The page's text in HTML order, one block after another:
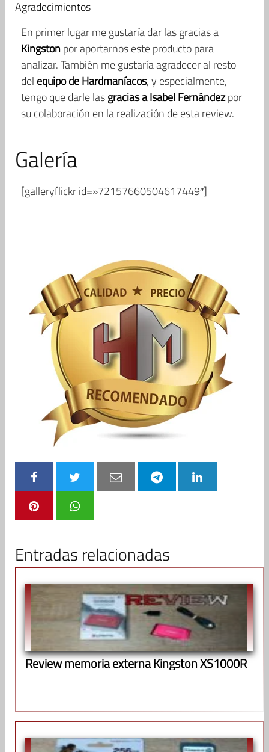
Agradecimientos
En primer lugar me gustaría dar las gracias a
Kingstonpor aportarnos este producto para
analizar. También me gustaría agradecer al resto
del equipo de Hardmaníacos, y especialmente,
tengo que darle lasgracias a Isabel Fernándezpor
su colaboración en la realización de esta review.
Galería
[galleryflickr id=»72157660504617449″]
Entradas relacionadas
Review memoria externa Kingston XS1000R